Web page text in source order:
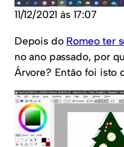
11/12/2021 às 17:07
Depois do Romeo ter
no ano passado, por
Árvore? Então foi isto